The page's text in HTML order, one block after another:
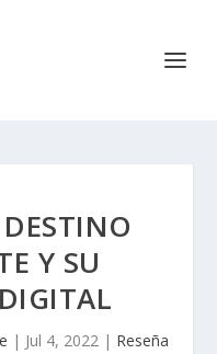
Y SU
| Jul 4, 2022| Reseña